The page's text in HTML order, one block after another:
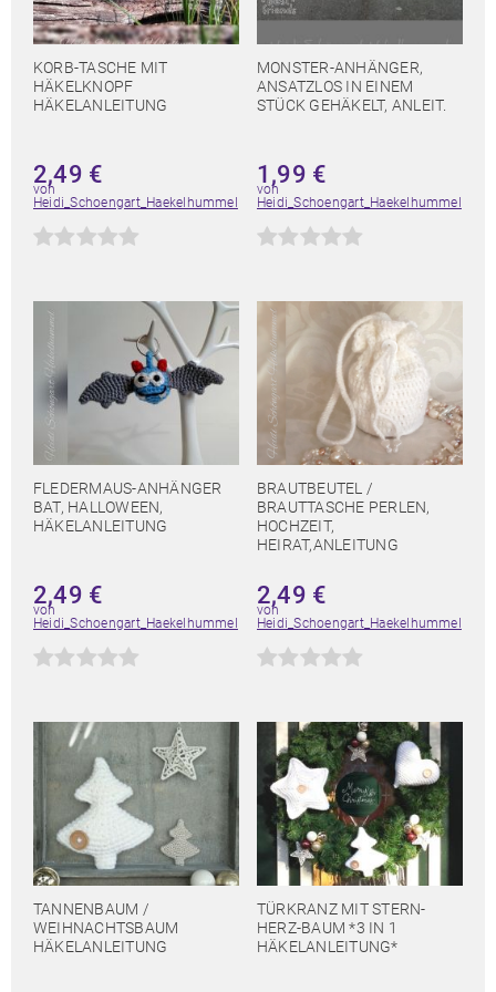
KORB-TASCHE MIT
HÄKELKNOPF
HÄKELANLEITUNG
2,49 €
von
Heidi_Schoengart_Haekelhummel
MONSTER-ANHÄNGER,
ANSATZLOS IN EINEM
STÜCK GEHÄKELT, ANLEIT.
1,99 €
von
Heidi_Schoengart_Haekelhummel
FLEDERMAUS-ANHÄNGER
BAT, HALLOWEEN,
HÄKELANLEITUNG
2,49 €
von
Heidi_Schoengart_Haekelhummel
BRAUTBEUTEL /
BRAUTTASCHE PERLEN,
HOCHZEIT,
HEIRAT,ANLEITUNG
2,49 €
von
Heidi_Schoengart_Haekelhummel
TANNENBAUM /
WEIHNACHTSBAUM
HÄKELANLEITUNG
TÜRKRANZ MIT STERN-
HERZ-BAUM *3 IN 1
HÄKELANLEITUNG*